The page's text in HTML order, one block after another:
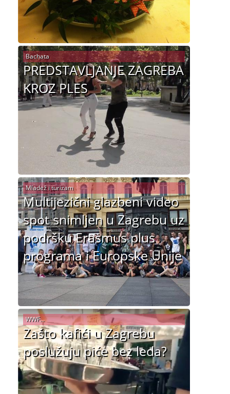
PREDSTAVLJANJE ZAGREBA
KROZ PLES
Bachata
Multijezični glazbeni video
spot snimljen u Zagrebu uz
podršku Erasmus plus
programa i Europske Unije
Mladež i turizam
Zašto kafići u Zagrebu
poslužuju piće bez leda?
WWF...